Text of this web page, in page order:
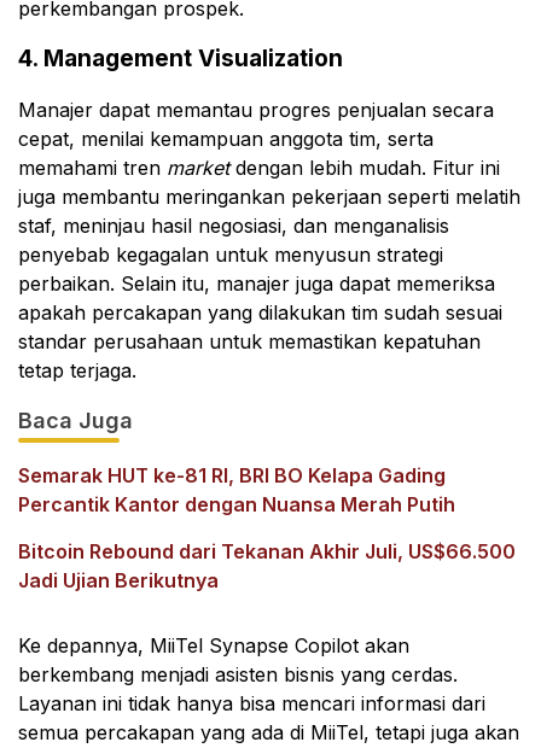
perkembangan prospek.
4. Management Visualization
Manajer dapat memantau progres penjualan secara
cepat, menilai kemampuan anggota tim, serta
memahami tren marketdengan lebih mudah. Fitur ini
juga membantu meringankan pekerjaan seperti melatih
staf, meninjau hasil negosiasi, dan menganalisis
penyebab kegagalan untuk menyusun strategi
perbaikan. Selain itu, manajer juga dapat memeriksa
apakah percakapan yang dilakukan tim sudah sesuai
standar perusahaan untuk memastikan kepatuhan
tetap terjaga.
Baca Juga
Semarak HUT ke-81 RI, BRI BO Kelapa Gading
Percantik Kantor dengan Nuansa Merah Putih
Bitcoin Rebound dari Tekanan Akhir Juli, US$66.500
Jadi Ujian Berikutnya
Ke depannya, MiiTel Synapse Copilot akan
berkembang menjadi asisten bisnis yang cerdas.
Layanan ini tidak hanya bisa mencari informasi dari
semua percakapan yang ada di MiiTel, tetapi juga akan